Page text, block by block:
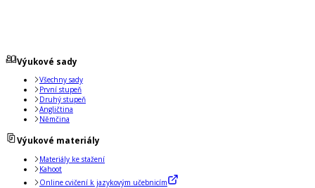
Výukové sady
Všechny sady
První stupeň
Druhý stupeň
Angličtina
Němčina
Výukové materiály
Materiály ke stažení
Kahoot
Online cvičení k jazykovým učebnicím